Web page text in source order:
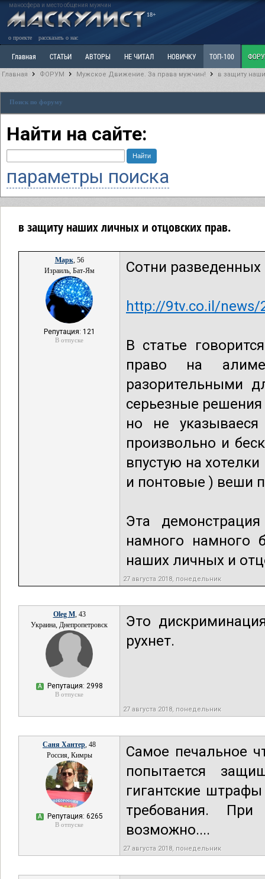
маносфера и место общения мужчин
18+
о проекте рассказать о нас
Главная СТАТЬИ АВТОРЫ НЕ ЧИТАЛ НОВИЧКУ ТОП-100
Ветка: Расстаюсь или Развожусь. САНЧАС Ветка: Наболевшее. Выскажись!
РАЗДЕЛ: Разное
Главная ФОРУМ Мужское Движение. За права мужчин! в защиту
Поиск по форуму
Найти на сайте:
параметры поиска
в защиту наших личных и отцовских прав.
Mарк, 56
Израиль, Бат-Ям
Репутация: 121
В отпуске
Сотни
http://9tv.co.il/
В статье
право на
разорительными
серьезные решения
но не
произвольно и
впустую на
и понтовые ) веши
Эта
намного намного
наших личных и
27 августа 2018, понедельник
Oleg M, 43
Украина, Днепропетровск
А Репутация: 2998
В отпуске
Это
рухнет.
27 августа 2018, понедельник
Саня Хантер, 48
Россия, Кимры
А Репутация: 6265
В отпуске
Самое печальное
попытается
гигантские
требования.
возможно....
27 августа 2018, понедельник